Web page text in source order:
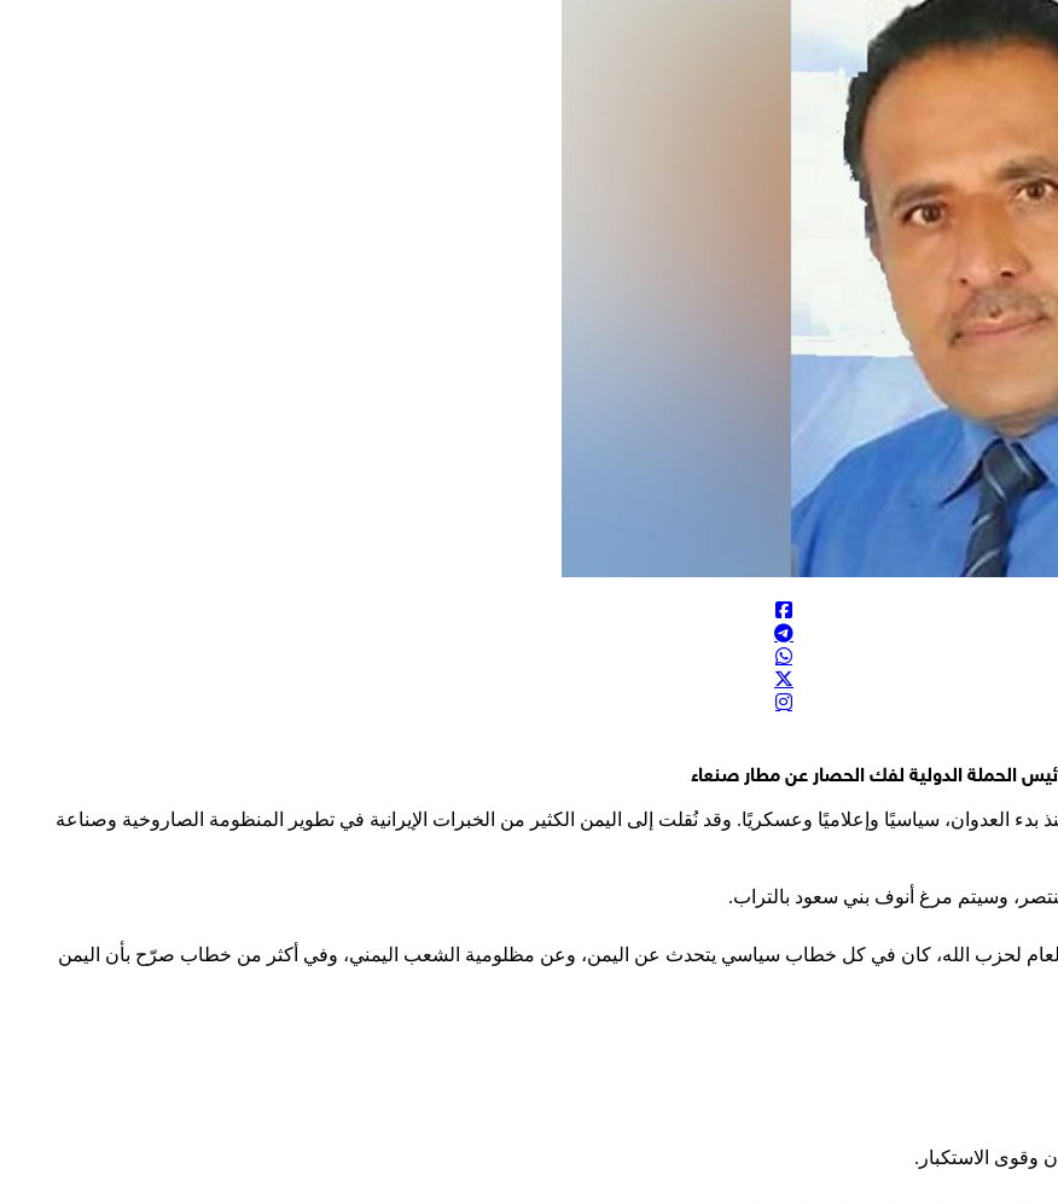
أعقبها الطيران الحربي بغارة رابعة على الموقع نفسه ما أدى إلى إصابة أربعة أشخاص
الأسود جنوب وشرق أوديسا
أول احتياط تمير فكنين
قلنديا فجرا وطالبتهم بالمغادرة
الحملة الدولية لفك الحصار عن مطار صنعاء
العدوان، سياسيًا وإعلاميًا وعسكريًا. وقد نُقلت إلى اليمن الكثير من الخبرات الإيرانية في تطوير المنظومة الصاروخية وصناعة
وسيتم مرغ أنوف بني سعود بالتراب.
العام لحزب الله، كان في كل خطاب سياسي يتحدث عن اليمن، وعن مظلومية الشعب اليمني، وفي أكثر من خطاب صرّح بأن اليمن
وقوى الاستكبار.